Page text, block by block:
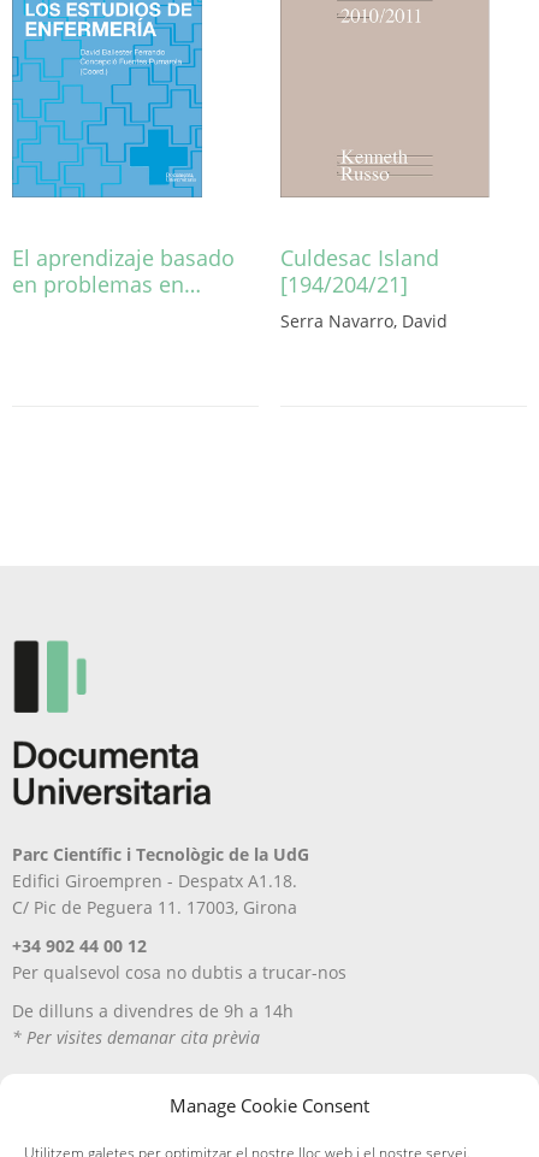
Manage Cookie Consent
Utilitzem galetes per optimitzar el nostre lloc web i el nostre servei.
El aprendizaje basado
en problemas en…
pàgina
producte
Culdesac Island
[194/204/21]
Serra Navarro, David
Parc Científic i Tecnològic de la UdG
Edifici Giroempren - Despatx A1.18.
C/ Pic de Peguera 11. 17003, Girona
+34 902 44 00 12
Per qualsevol cosa no dubtis a trucar-nos
De dilluns a divendres de 9h a 14h
* Per visites demanar cita prèvia